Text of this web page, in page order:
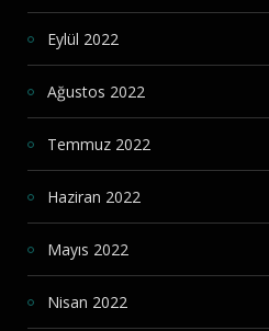
Eylül 2022
Ağustos 2022
Temmuz 2022
Haziran 2022
Mayıs 2022
Nisan 2022